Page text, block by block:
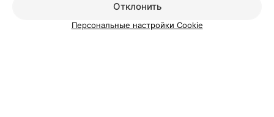
Отклонить
Персональные настройки Cookie